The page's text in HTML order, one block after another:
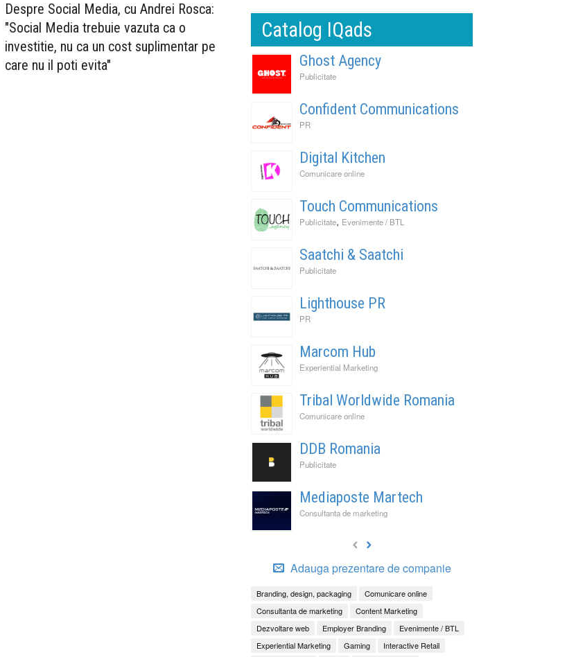
Despre Social Media, cu Andrei Rosca:
"Social Media trebuie vazuta ca o
investitie, nu ca un cost suplimentar pe
care nu il poti evita"
Catalog IQads
Ghost Agency
Publicitate
Confident Communications
PR
Digital Kitchen
Comunicare online
Touch Communications
Publicitate, Evenimente / BTL
Saatchi & Saatchi
Publicitate
Lighthouse PR
PR
Marcom Hub
Experiential Marketing
Tribal Worldwide Romania
Comunicare online
DDB Romania
Publicitate
Mediaposte Martech
Consultanta de marketing
Adauga prezentare de companie
Branding, design, packaging
Comunicare online
Consultanta de marketing
Content Marketing
Dezvoltare web
Employer Branding
Evenimente / BTL
Experiential Marketing
Gaming
Interactive Retail